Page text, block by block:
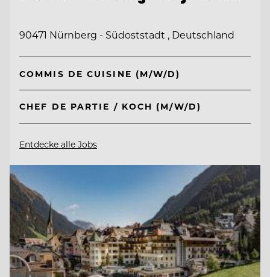
90471 Nürnberg - Südoststadt , Deutschland
COMMIS DE CUISINE (M/W/D)
CHEF DE PARTIE / KOCH (M/W/D)
Entdecke alle Jobs